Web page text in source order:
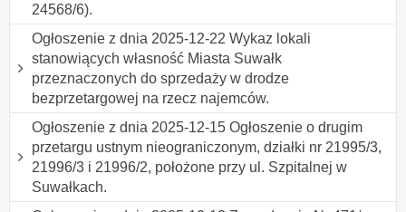
24568/6).
Ogłoszenie z dnia 2025-12-22 Wykaz lokali
stanowiących własność Miasta Suwałk
przeznaczonych do sprzedaży w drodze
bezprzetargowej na rzecz najemców.
Ogłoszenie z dnia 2025-12-15 Ogłoszenie o drugim
przetargu ustnym nieograniczonym, działki nr 21995/3,
21996/3 i 21996/2, położone przy ul. Szpitalnej w
Suwałkach.